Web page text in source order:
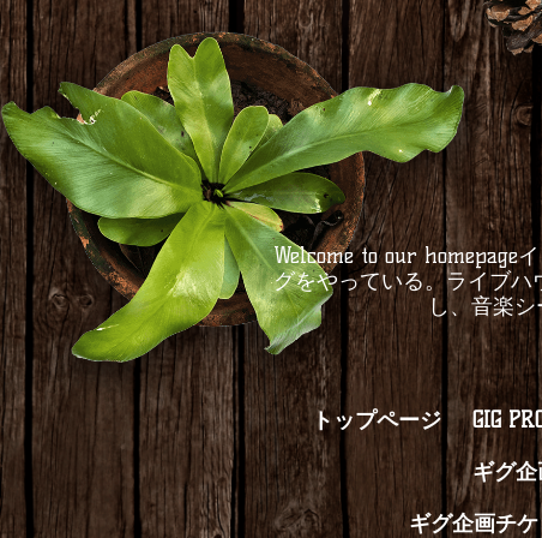
Welcome to our homepage
グをやっている。ライブ
し、音楽
トップページ GIG
ギグ
ギグ企画チ